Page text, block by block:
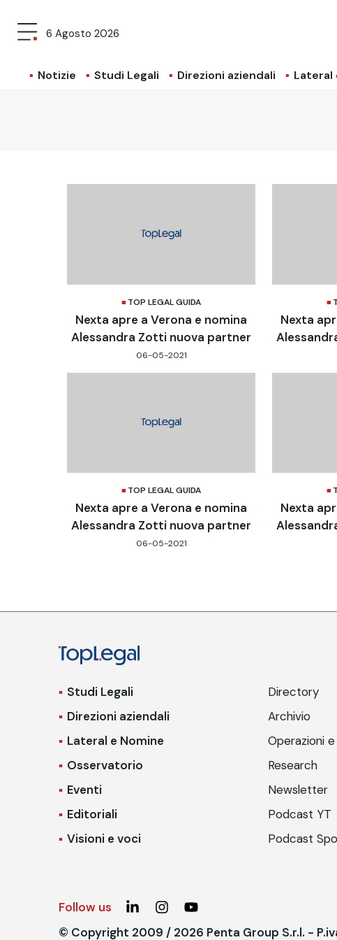
6 Agosto 2026
Notizie Studi Legali Direzioni aziendali Lateral
TOP LEGAL GUIDA
Nexta apre a Verona e nomina
Alessandra Zotti nuova partner
06-05-2021
Nexta
TOP LEGAL GUIDA
Nexta apre a Verona e nomina
Alessandra Zotti nuova partner
06-05-2021
Nexta
Studi Legali
Direzioni aziendali
Lateral e Nomine
Osservatorio
Eventi
Editoriali
Visioni e voci
Directory
Archivio
Operazioni
Research
Newsletter
Podcast YT
Podcast
Follow us
© Copyright 2009 / 2026 Penta Group S.r.l. -